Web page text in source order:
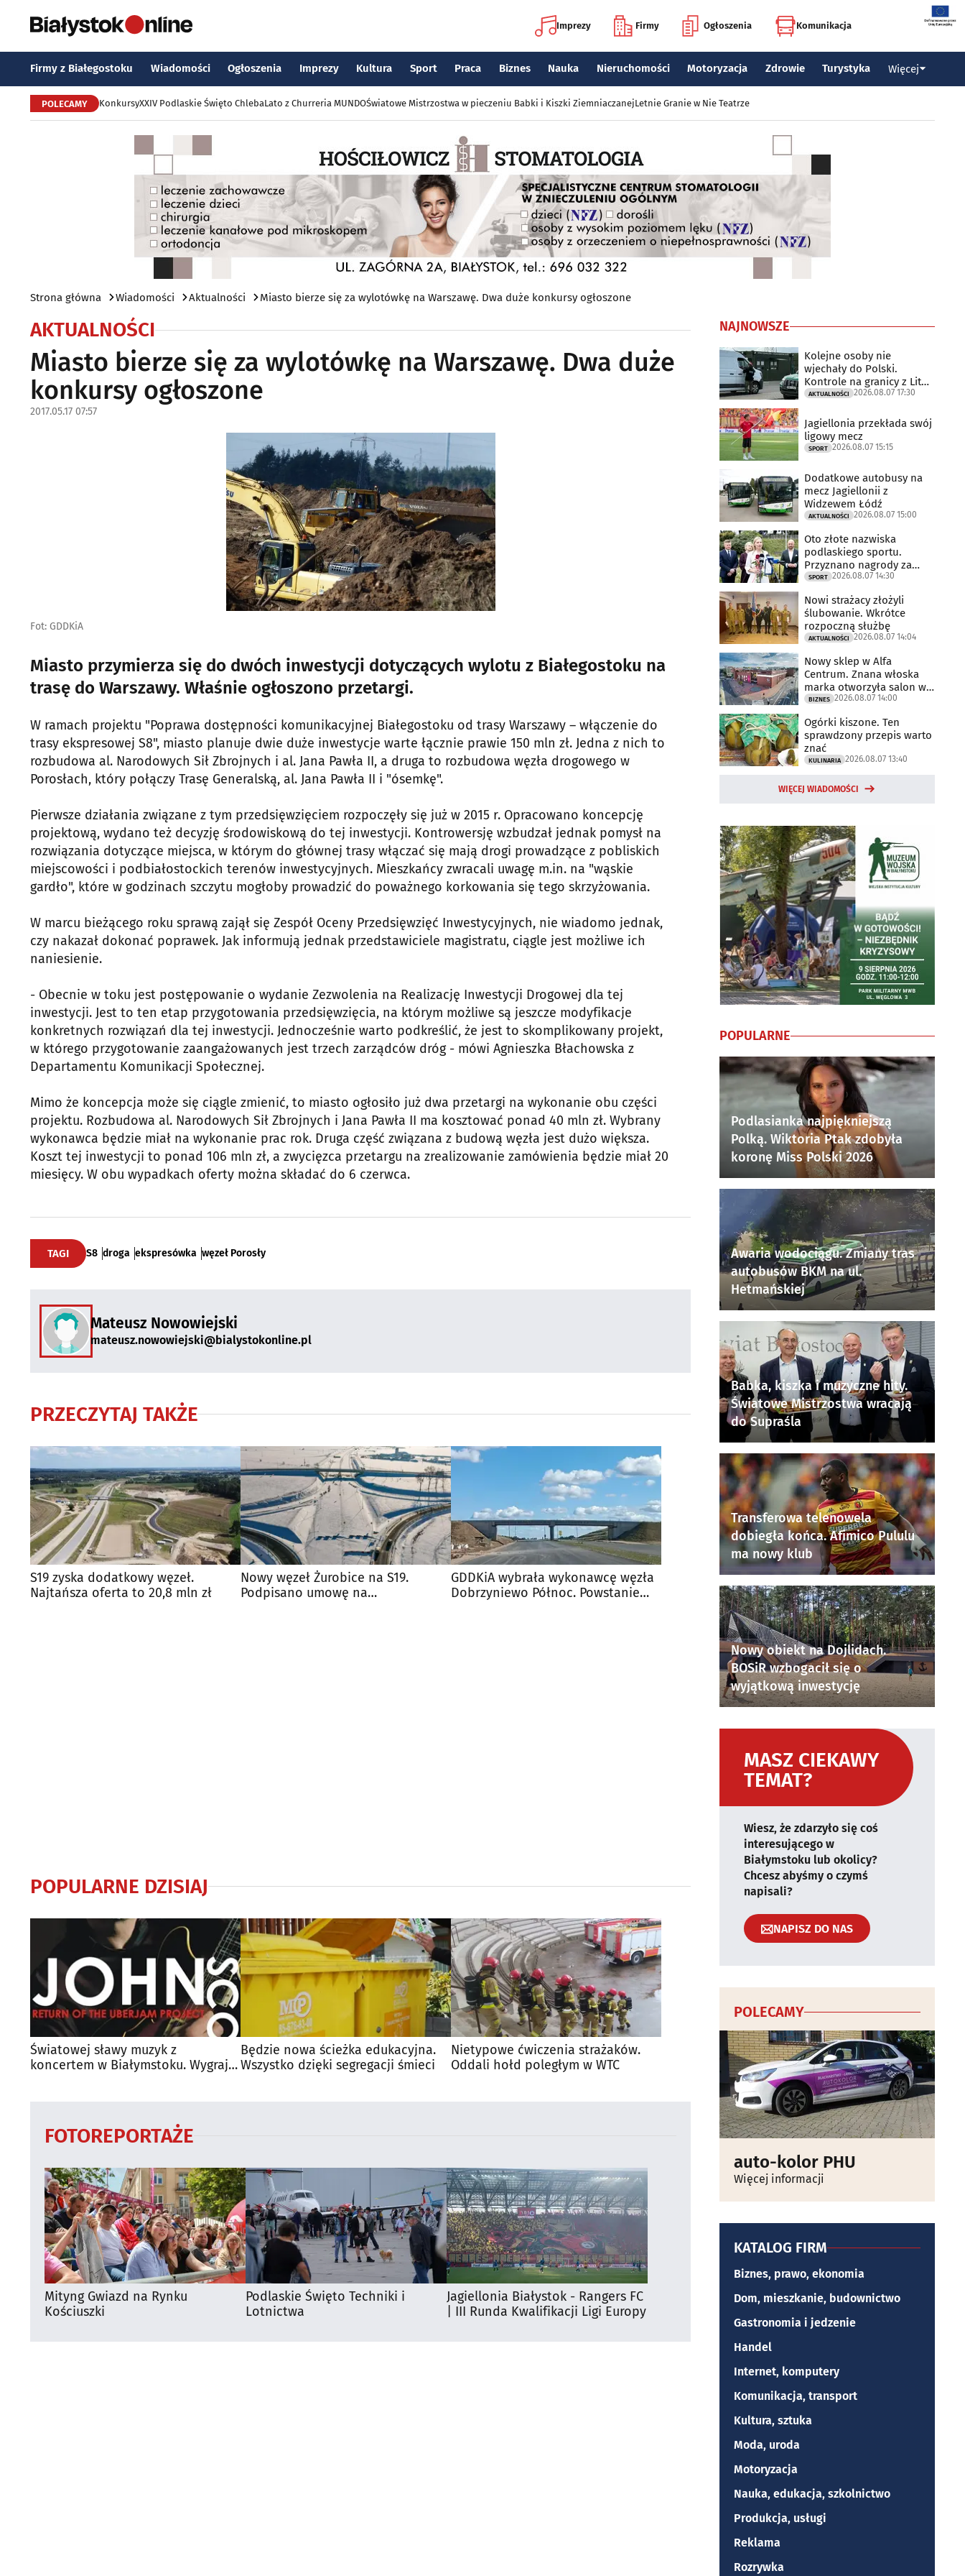
Imprezy Firmy Ogłoszenia Komunikacja
Firmy z Białegostoku Wiadomości Ogłoszenia Imprezy Kultura Sport Praca Biznes Nauka Nieruchomości Motoryzacja Zdrowie Turystyka Więcej
POLECAMY KonkursyXXIV Podlaskie Święto ChlebaLato z Churreria MUNDOŚwiatowe Mistrzostwa w pieczeniu Babki i Kiszki ZiemniaczanejLetnie Granie w Nie Teatrze
Strona główna Wiadomości Aktualności Miasto bierze się za wylotówkę na Warszawę. Dwa duże konkursy ogłoszone
AKTUALNOŚCI
Miasto bierze się za wylotówkę na Warszawę. Dwa duże
konkursy ogłoszone
2017.05.17 07:57
Fot: GDDKiA
Miasto przymierza się do dwóch inwestycji dotyczących wylotu z Białegostoku na
trasę do Warszawy. Właśnie ogłoszono przetargi.
W ramach projektu "Poprawa dostępności komunikacyjnej Białegostoku od trasy Warszawy – włączenie do
trasy ekspresowej S8", miasto planuje dwie duże inwestycje warte łącznie prawie 150 mln zł. Jedna z nich to
rozbudowa al. Narodowych Sił Zbrojnych i al. Jana Pawła II, a druga to rozbudowa węzła drogowego w
Porosłach, który połączy Trasę Generalską, al. Jana Pawła II i "ósemkę".
Pierwsze działania związane z tym przedsięwzięciem rozpoczęły się już w 2015 r. Opracowano koncepcję
projektową, wydano też decyzję środowiskową do tej inwestycji. Kontrowersję wzbudzał jednak pomysł na
rozwiązania dotyczące miejsca, w którym do głównej trasy włączać się mają drogi prowadzące z pobliskich
miejscowości i podbiałostockich terenów inwestycyjnych. Mieszkańcy zwracali uwagę m.in. na "wąskie
gardło", które w godzinach szczytu mogłoby prowadzić do poważnego korkowania się tego skrzyżowania.
W marcu bieżącego roku sprawą zajął się Zespół Oceny Przedsięwzięć Inwestycyjnych, nie wiadomo jednak,
czy nakazał dokonać poprawek. Jak informują jednak przedstawiciele magistratu, ciągle jest możliwe ich
naniesienie.
- Obecnie w toku jest postępowanie o wydanie Zezwolenia na Realizację Inwestycji Drogowej dla tej
inwestycji. Jest to ten etap przygotowania przedsięwzięcia, na którym możliwe są jeszcze modyfikacje
konkretnych rozwiązań dla tej inwestycji. Jednocześnie warto podkreślić, że jest to skomplikowany projekt,
w którego przygotowanie zaangażowanych jest trzech zarządców dróg - mówi Agnieszka Błachowska z
Departamentu Komunikacji Społecznej.
Mimo że koncepcja może się ciągle zmienić, to miasto ogłosiło już dwa przetargi na wykonanie obu części
projektu. Rozbudowa al. Narodowych Sił Zbrojnych i Jana Pawła II ma kosztować ponad 40 mln zł. Wybrany
wykonawca będzie miał na wykonanie prac rok. Druga część związana z budową węzła jest dużo większa.
Koszt tej inwestycji to ponad 106 mln zł, a zwycięzca przetargu na zrealizowanie zamówienia będzie miał 20
miesięcy. W obu wypadkach oferty można składać do 6 czerwca.
TAGI S8 droga ekspresówka węzeł Porosły
Mateusz Nowowiejski
mateusz.nowowiejski@bialystokonline.pl
PRZECZYTAJ TAKŻE
S19 zyska dodatkowy węzeł.
Najtańsza oferta to 20,8 mln zł
Nowy węzeł Żurobice na S19.
Podpisano umowę na
GDDKiA wybrała wykonawcę węzła
Dobrzyniewo Północ. Powstanie
POPULARNE DZISIAJ
Światowej sławy muzyk z
koncertem w Białymstoku. Wygraj
Będzie nowa ścieżka edukacyjna.
Wszystko dzięki segregacji śmieci
Nietypowe ćwiczenia strażaków.
Oddali hołd poległym w WTC
FOTOREPORTAŻE
Mityng Gwiazd na Rynku
Kościuszki
Podlaskie Święto Techniki i
Lotnictwa
Jagiellonia Białystok - Rangers FC
| III Runda Kwalifikacji Ligi Europy
NAJNOWSZE
Kolejne osoby nie
wjechały do Polski.
Kontrole na granicy z Litwą
trwają
AKTUALNOŚCI 2026.08.07 17:30
Jagiellonia przekłada swój
ligowy mecz
SPORT 2026.08.07 15:15
Dodatkowe autobusy na
mecz Jagiellonii z
Widzewem Łódź
AKTUALNOŚCI 2026.08.07 15:00
Oto złote nazwiska
podlaskiego sportu.
Przyznano nagrody za
2025 rok
SPORT 2026.08.07 14:30
Nowi strażacy złożyli
ślubowanie. Wkrótce
rozpoczną służbę
AKTUALNOŚCI 2026.08.07 14:04
Nowy sklep w Alfa
Centrum. Znana włoska
marka otworzyła salon w
Białymstoku
BIZNES 2026.08.07 14:00
Ogórki kiszone. Ten
sprawdzony przepis warto
znać
KULINARIA 2026.08.07 13:40
WIĘCEJ WIADOMOŚCI
POPULARNE
Podlasianka najpiękniejszą
Polką. Wiktoria Ptak zdobyła
koronę Miss Polski 2026
Awaria wodociągu. Zmiany tras
autobusów BKM na ul.
Hetmańskiej
Babka, kiszka i muzyczne hity.
Światowe Mistrzostwa wracają
do Supraśla
Transferowa telenowela
dobiegła końca. Afimico Pululu
ma nowy klub
Nowy obiekt na Dojlidach.
BOSiR wzbogacił się o
wyjątkową inwestycję
MASZ CIEKAWY
TEMAT?
Wiesz, że zdarzyło się coś
interesującego w
Białymstoku lub okolicy?
Chcesz abyśmy o czymś
napisali?
NAPISZ DO NAS
POLECAMY
auto-kolor PHU
Więcej informacji
KATALOG FIRM
Biznes, prawo, ekonomia
Dom, mieszkanie, budownictwo
Gastronomia i jedzenie
Handel
Internet, komputery
Komunikacja, transport
Kultura, sztuka
Moda, uroda
Motoryzacja
Nauka, edukacja, szkolnictwo
Produkcja, usługi
Reklama
Rozrywka